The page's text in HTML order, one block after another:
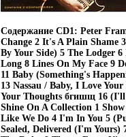
Содержание CD1: Peter
Change 2 It's A Plain Shame
By Your Side) 5 The Lodger
Long 8 Lines On My Face 9
11 Baby (Something's
13 Nassau / Baby, I Love
Your Thoughts бгишщ 16 (I'll
Shine On A Collection 1
Like We Do 4 I'm In You 5
Sealed, Delivered (I'm